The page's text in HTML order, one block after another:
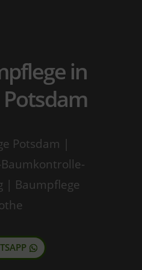
in
Potsdam
Potsdam |
| Baumpflege